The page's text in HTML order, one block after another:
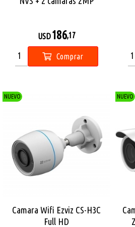
USD186,17
Comprar
NUEVO
Camara Wifi Ezviz CS-H3C
Full HD
NUEVO